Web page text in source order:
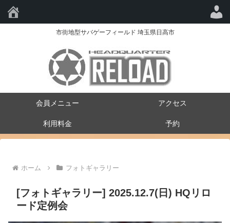
市街地型サバゲーフィールド 埼玉県日高市
会員メニュー アクセス
利用料金 予約
ホーム フォトギャラリー
[フォトギャラリー] 2025.12.7(日) HQリロ
ード定例会